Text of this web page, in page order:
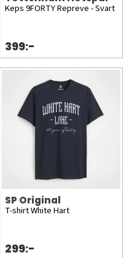
Keps 9FORTY Repreve - Svart
399:-
SP Original
T-shirt White Hart
299:-